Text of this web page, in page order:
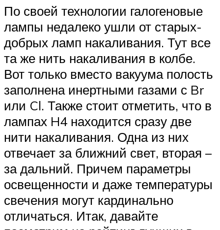
По своей технологии галогеновые
лампы недалеко ушли от старых-
добрых ламп накаливания. Тут все
та же нить накаливания в колбе.
Вот только вместо вакуума полость
заполнена инертными газами с Br
или Cl. Также стоит отметить, что в
лампах H4 находится сразу две
нити накаливания. Одна из них
отвечает за ближний свет, вторая –
за дальний. Причем параметры
освещенности и даже температуры
свечения могут кардинально
отличаться. Итак, давайте